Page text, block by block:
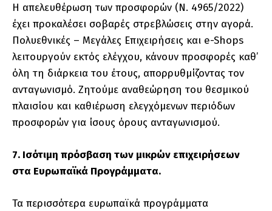
Η απελευθέρωση των προσφορών (Ν. 4965/2022)
έχει προκαλέσει σοβαρές στρεβλώσεις στην αγορά.
Πολυεθνικές – Μεγάλες Επιχειρήσεις και e-Shops
λειτουργούν εκτός ελέγχου, κάνουν προσφορές καθ’
όλη τη διάρκεια του έτους, απορρυθμίζοντας τον
ανταγωνισμό. Ζητούμε αναθεώρηση του θεσμικού
πλαισίου και καθιέρωση ελεγχόμενων περιόδων
προσφορών για ίσους όρους ανταγωνισμού.
7. Ισότιμη πρόσβαση των μικρών επιχειρήσεων
στα Ευρωπαϊκά Προγράμματα.
Τα περισσότερα ευρωπαϊκά προγράμματα